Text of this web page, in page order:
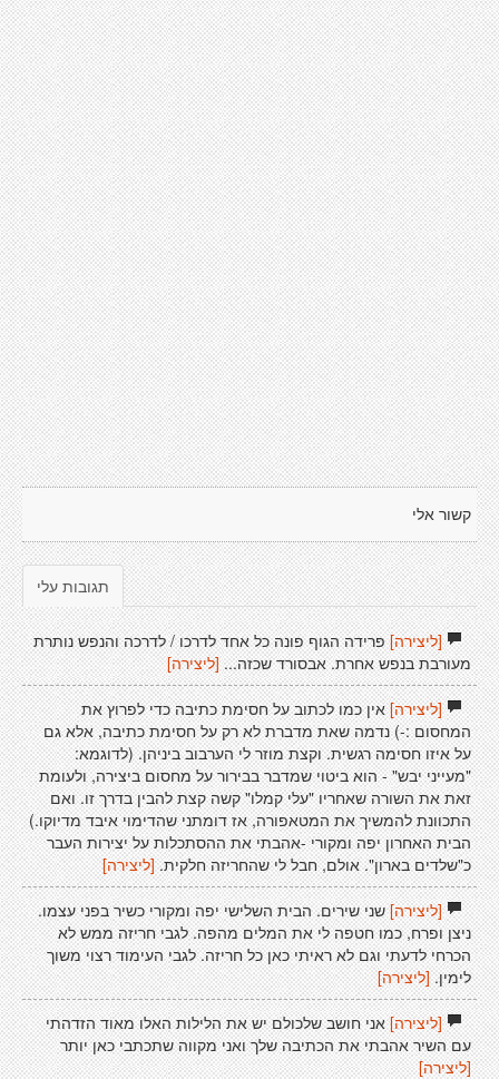
קשור אלי
תגובות עלי
[ליצירה]פרידה הגוף פונה כל אחד לדרכו / לדרכה והנפש נותרת
מעורבת בנפש אחרת. אבסורד שכזה... [ליצירה]
[ליצירה]אין כמו לכתוב על חסימת כתיבה כדי לפרוץ את
המחסום :-) נדמה שאת מדברת לא רק על חסימת כתיבה, אלא גם
על איזו חסימה רגשית. וקצת מוזר לי הערבוב ביניהן. (לדוגמא:
"מעייני יבש" - הוא ביטוי שמדבר בבירור על מחסום ביצירה, ולעומת
זאת את השורה שאחריו "עלי קמלו" קשה קצת להבין בדרך זו. ואם
התכוונת להמשיך את המטאפורה, אז דומתני שהדימוי איבד מדיוקו.)
הבית האחרון יפה ומקורי -אהבתי את ההסתכלות על יצירות העבר
כ"שלדים בארון". אולם, חבל לי שהחריזה חלקית. [ליצירה]
[ליצירה]שני שירים. הבית השלישי יפה ומקורי כשיר בפני עצמו.
ניצן ופרח, כמו חטפה לי את המלים מהפה. לגבי חריזה ממש לא
הכרחי לדעתי וגם לא ראיתי כאן כל חריזה. לגבי העימוד רצוי משוך
לימין.[ליצירה]
[ליצירה]אני חושב שלכולם יש את הלילות האלו מאוד הזדהתי
עם השיר אהבתי את הכתיבה שלך ואני מקווה שתכתבי כאן יותר
[ליצירה]